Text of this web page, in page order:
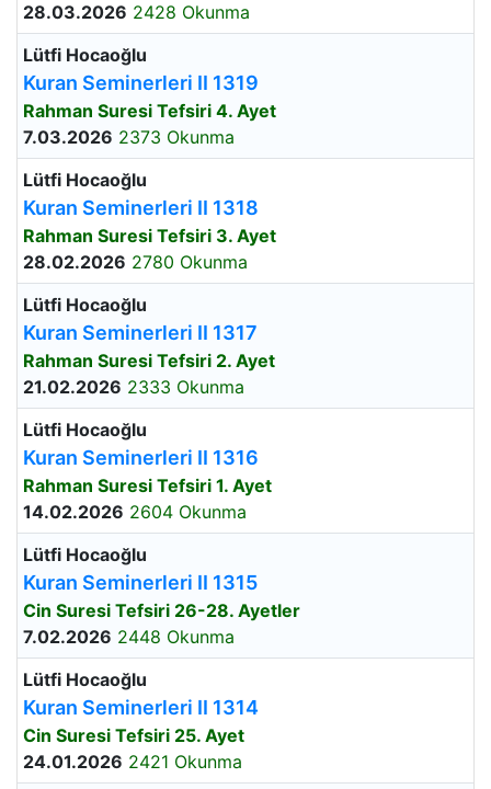
28.03.2026 2428 Okunma
Lütfi Hocaoğlu
Kuran Seminerleri II 1319
Rahman Suresi Tefsiri 4. Ayet
7.03.2026 2373 Okunma
Lütfi Hocaoğlu
Kuran Seminerleri II 1318
Rahman Suresi Tefsiri 3. Ayet
28.02.2026 2780 Okunma
Lütfi Hocaoğlu
Kuran Seminerleri II 1317
Rahman Suresi Tefsiri 2. Ayet
21.02.2026 2333 Okunma
Lütfi Hocaoğlu
Kuran Seminerleri II 1316
Rahman Suresi Tefsiri 1. Ayet
14.02.2026 2604 Okunma
Lütfi Hocaoğlu
Kuran Seminerleri II 1315
Cin Suresi Tefsiri 26-28. Ayetler
7.02.2026 2448 Okunma
Lütfi Hocaoğlu
Kuran Seminerleri II 1314
Cin Suresi Tefsiri 25. Ayet
24.01.2026 2421 Okunma